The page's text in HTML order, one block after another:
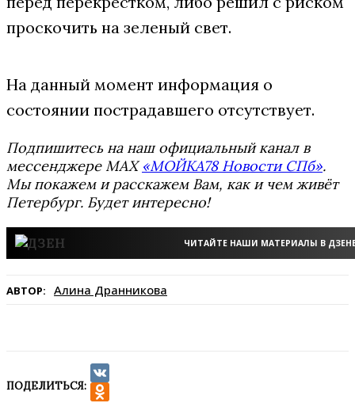
проскочить на зеленый свет.
На данный момент информация о
состоянии пострадавшего отсутствует.
Подпишитесь на наш официальный канал в
мессенджере MAX«МОЙКА78 Новости СПб».
Мы покажем и расскажем Вам, как и чем живёт
Петербург. Будет интересно!
ЧИТАЙТЕ НАШИ МАТЕРИАЛЫ В
АВТОР: Алина Дранникова
ПОДЕЛИТЬСЯ:
VK